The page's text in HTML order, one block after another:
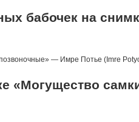
бабочек на
— Имре Потье (Imre
«Могущество